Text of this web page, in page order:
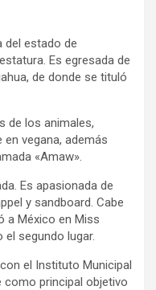
del estado de
Es egresada de
de donde se tituló
de los animales,
vegana, además
«Amaw».
Es apasionada de
y sandboard. Cabe
a México en Miss
segundo lugar.
el Instituto Municipal
como principal objetivo